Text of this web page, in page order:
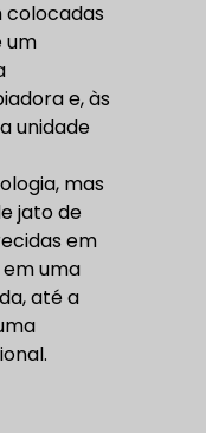
colocadas
um
e, às
unidade
mas
jato de
em
uma
até a